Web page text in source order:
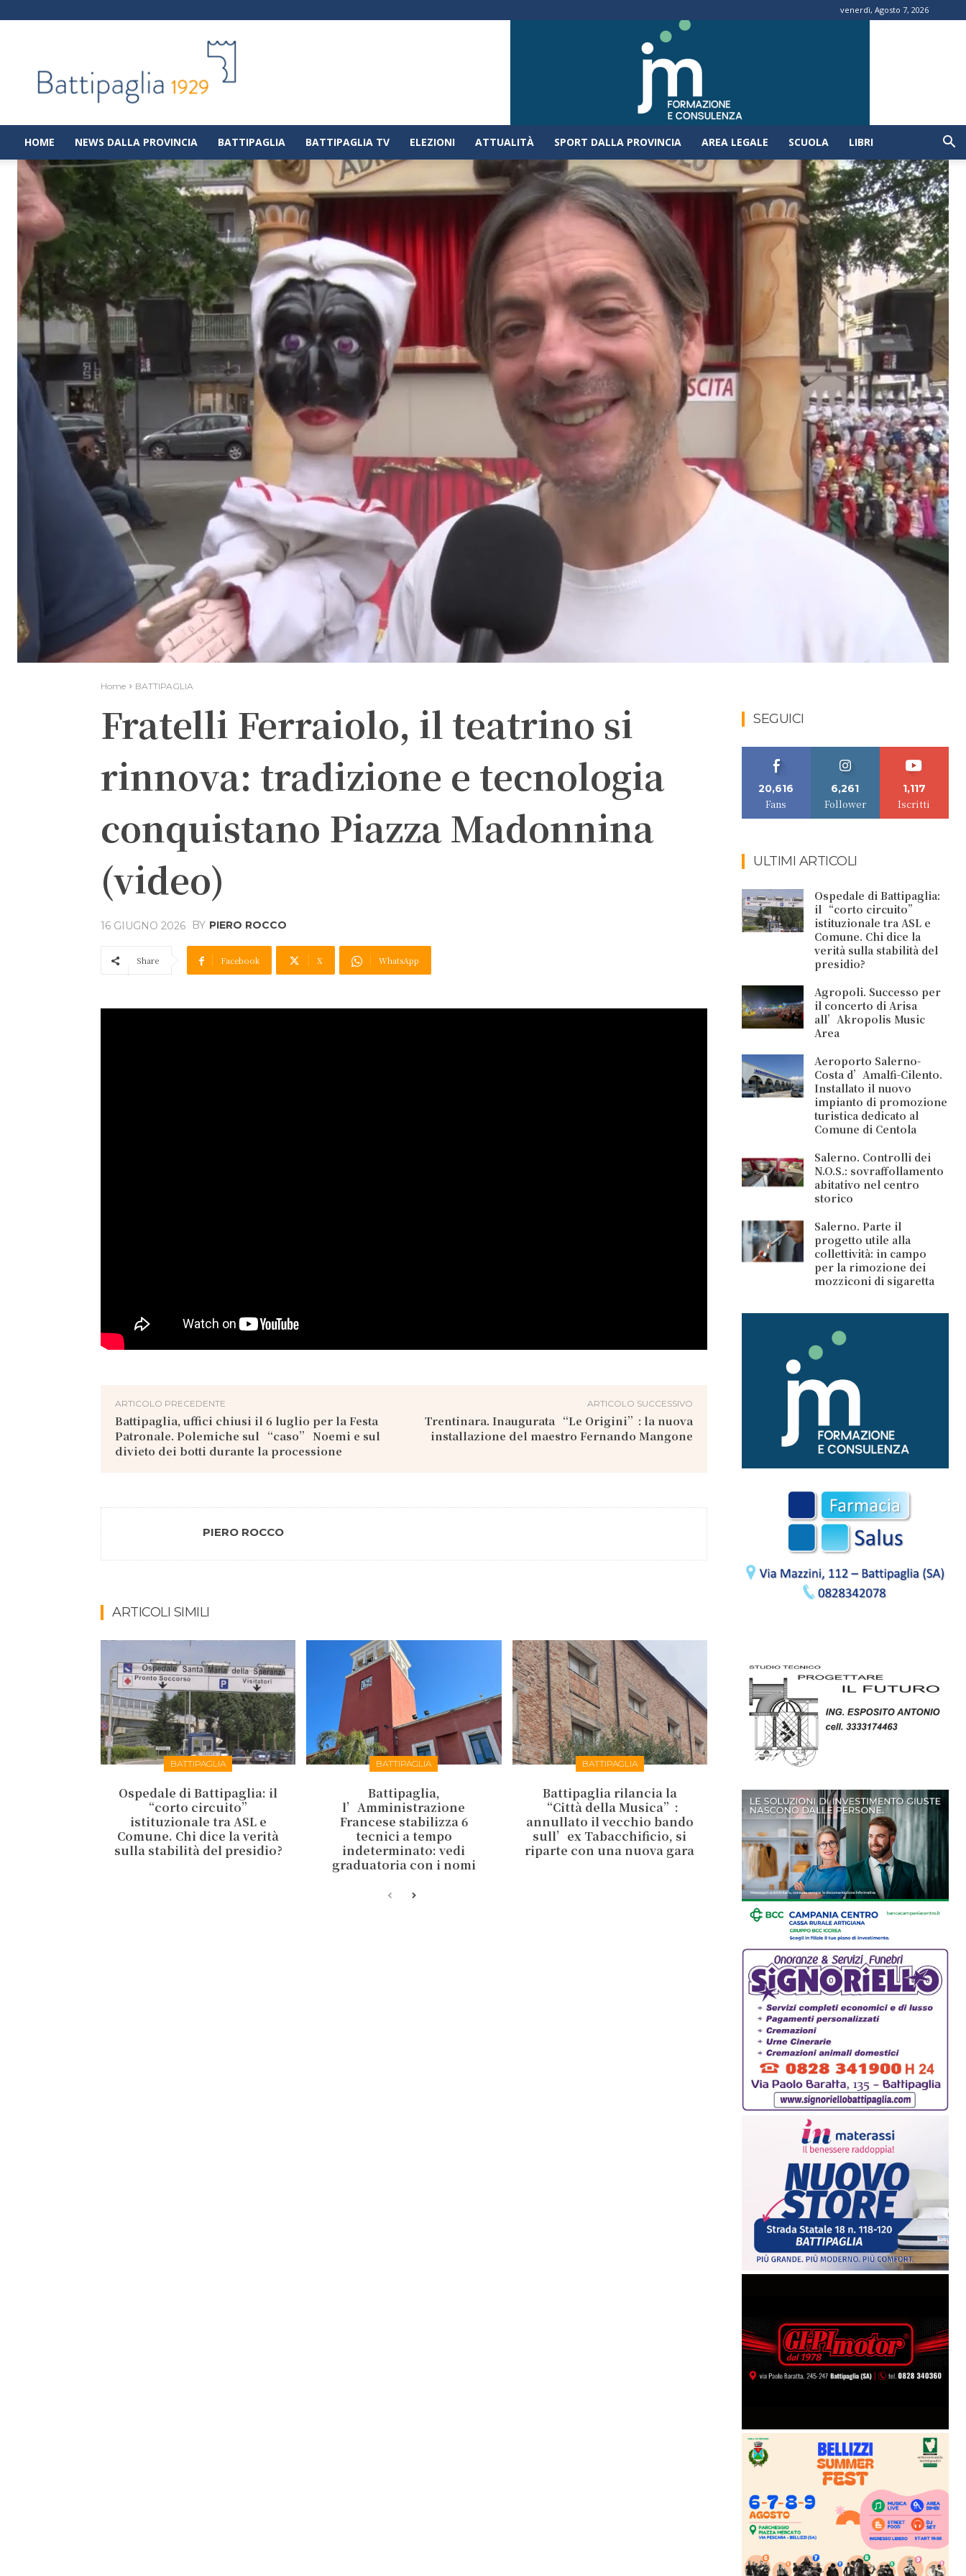
venerdì, Agosto 7, 2026
|
Notizie
dalla
città
di
HOME NEWS DALLA PROVINCIA BATTIPAGLIA BATTIPAGLIA TV ELEZIONI ATTUALITÀ SPORT DALLA PROVINCIA AREA LEGALE SCUOLA LIBRI
Home BATTIPAGLIA
Fratelli Ferraiolo, il teatrino si
rinnova: tradizione e tecnologia
conquistano Piazza Madonnina
(video)
16 GIUGNO 2026 BY PIERO ROCCO
Share Facebook X WhatsApp
ARTICOLO PRECEDENTE
Battipaglia, uffici chiusi il 6 luglio per la Festa
Patronale. Polemiche sul “caso” Noemi e sul
divieto dei botti durante la processione
ARTICOLO SUCCESSIVO
Trentinara. Inaugurata “Le Origini”: la nuova
installazione del maestro Fernando Mangone
PIERO ROCCO
ARTICOLI SIMILI
BATTIPAGLIA
Ospedale di Battipaglia: il
“corto circuito”
istituzionale tra ASL e
Comune. Chi dice la verità
sulla stabilità del presidio?
BATTIPAGLIA
Battipaglia,
l’Amministrazione
Francese stabilizza 6
tecnici a tempo
indeterminato: vedi
graduatoria con i nomi
BATTIPAGLIA
Battipaglia rilancia la
“Città della Musica”:
annullato il vecchio bando
sull’ex Tabacchificio, si
riparte con una nuova gara
SEGUICI
20,616
Fans
6,261
Follower
1,117
Iscritti
ULTIMI ARTICOLI
Ospedale di Battipaglia:
il “corto circuito”
istituzionale tra ASL e
Comune. Chi dice la
verità sulla stabilità del
presidio?
Agropoli. Successo per
il concerto di Arisa
all’Akropolis Music
Area
Aeroporto Salerno-
Costa d’Amalfi-Cilento.
Installato il nuovo
impianto di promozione
turistica dedicato al
Comune di Centola
Salerno. Controlli dei
N.O.S.: sovraffollamento
abitativo nel centro
storico
Salerno. Parte il
progetto utile alla
collettività: in campo
per la rimozione dei
mozziconi di sigaretta